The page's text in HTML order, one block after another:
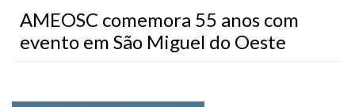
AMEOSC comemora 55 anos com
evento em São Miguel do Oeste